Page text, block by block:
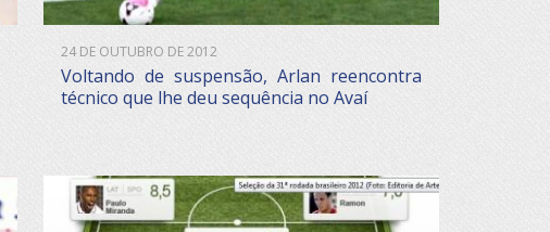
24 DE OUTUBRO DE 2012
Voltando de suspensão, Arlan reencontra
técnico que lhe deu sequência no Avaí